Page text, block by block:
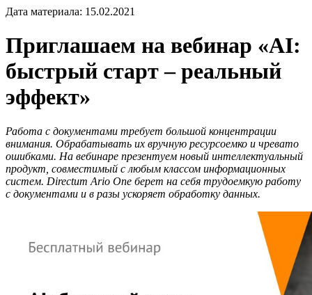
Дата материала: 15.02.2021
Приглашаем на вебинар «AI:
быстрый старт – реальный
эффект»
Работа с документами требует большой концентрации
внимания. Обрабатывать их вручную ресурсоемко и чревато
ошибками. На вебинаре презентуем новый интеллектуальный
продукт, совместимый с любым классом информационных
систем. Directum Ario One берет на себя трудоемкую работу
с документами и в разы ускоряет обработку данных.